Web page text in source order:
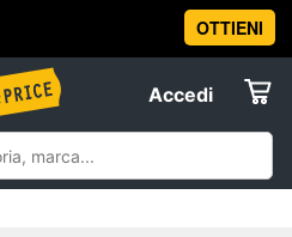
OTTIENI
Accedi